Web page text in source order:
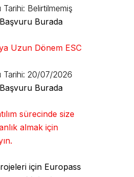
Belirtilmemiş
Burada
Uzun Dönem ESC
Tarihi: 20/07/2026
Burada
sürecinde size
almak için
için Europass